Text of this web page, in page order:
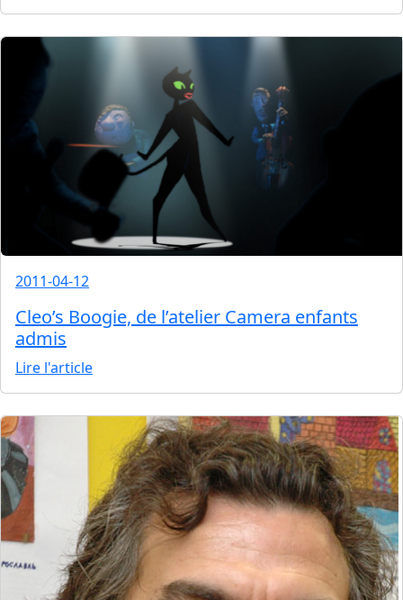
2011-04-12
Cleo’s Boogie, de l’atelier Camera enfants
admis
Lire l'article